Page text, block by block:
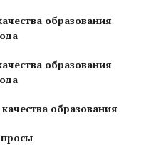
образования
образования
образования